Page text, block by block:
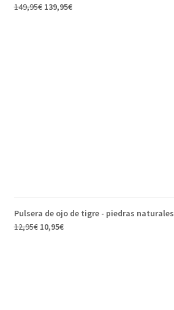
149,95€ El
139,95€El
Pulsera de ojo de tigre - piedras naturales
12,95€ El
10,95€El